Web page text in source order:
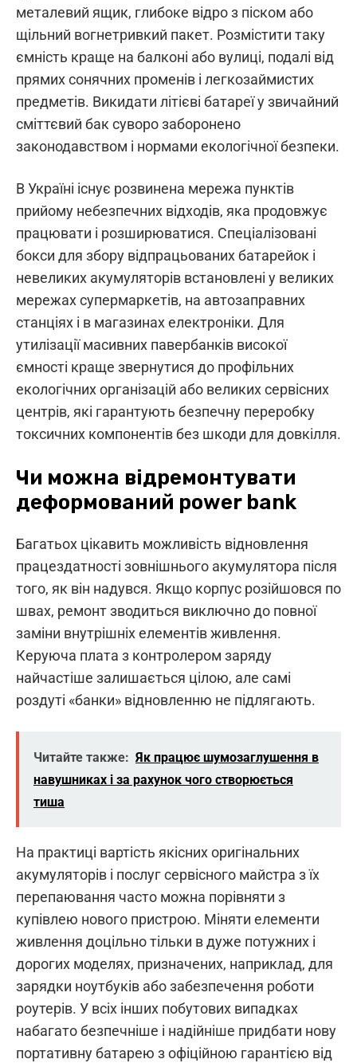
металевий ящик, глибоке відро з піском або
щільний вогнетривкий пакет. Розмістити таку
ємність краще на балконі або вулиці, подалі від
прямих сонячних променів і легкозаймистих
предметів. Викидати літієві батареї у звичайний
сміттєвий бак суворо заборонено
законодавством і нормами екологічної безпеки.
В Україні існує розвинена мережа пунктів
прийому небезпечних відходів, яка продовжує
працювати і розширюватися. Спеціалізовані
бокси для збору відпрацьованих батарейок і
невеликих акумуляторів встановлені у великих
мережах супермаркетів, на автозаправних
станціях і в магазинах електроніки. Для
утилізації масивних павербанків високої
ємності краще звернутися до профільних
екологічних організацій або великих сервісних
центрів, які гарантують безпечну переробку
токсичних компонентів без шкоди для довкілля.
Чи можна відремонтувати
деформований power bank
Багатьох цікавить можливість відновлення
працездатності зовнішнього акумулятора після
того, як він надувся. Якщо корпус розійшовся по
швах, ремонт зводиться виключно до повної
заміни внутрішніх елементів живлення.
Керуюча плата з контролером заряду
найчастіше залишається цілою, але самі
роздуті «банки» відновленню не підлягають.
Читайте также: Як працює шумозаглушення в
навушниках і за рахунок чого створюється
тиша
На практиці вартість якісних оригінальних
акумуляторів і послуг сервісного майстра з їх
перепаювання часто можна порівняти з
купівлею нового пристрою. Міняти елементи
живлення доцільно тільки в дуже потужних і
дорогих моделях, призначених, наприклад, для
зарядки ноутбуків або забезпечення роботи
роутерів. У всіх інших побутових випадках
набагато безпечніше і надійніше придбати нову
портативну батарею з офіційною гарантією від